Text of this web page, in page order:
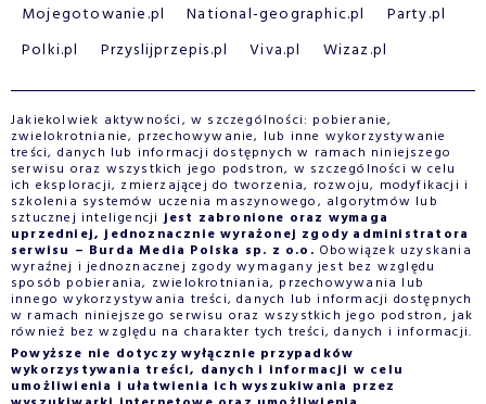
Mojegotowanie.pl
National-geographic.pl
Party.pl
Polki.pl
Przyslijprzepis.pl Viva.pl Wizaz.pl
Jakiekolwiek aktywności, w szczególności: pobieranie,
zwielokrotnianie, przechowywanie, lub inne wykorzystywanie
treści, danych lub informacji dostępnych w ramach niniejszego
serwisu oraz wszystkich jego podstron, w szczególności w celu
ich eksploracji, zmierzającej do tworzenia, rozwoju, modyfikacji i
szkolenia systemów uczenia maszynowego, algorytmów lub
sztucznej inteligencjijest zabronione oraz wymaga
uprzedniej, jednoznacznie wyrażonej zgody administratora
serwisu – Burda Media Polska sp. z o.o. Obowiązek uzyskania
wyraźnej i jednoznacznej zgody wymagany jest bez względu
sposób pobierania, zwielokrotniania, przechowywania lub
innego wykorzystywania treści, danych lub informacji dostępnych
w ramach niniejszego serwisu oraz wszystkich jego podstron, jak
również bez względu na charakter tych treści, danych i informacji.
Powyższe nie dotyczy wyłącznie przypadków
wykorzystywania treści, danych i informacji w celu
umożliwienia i ułatwienia ich wyszukiwania przez